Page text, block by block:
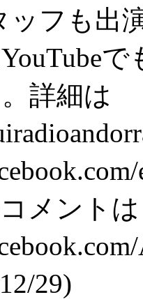
ッフも出
で
詳細は
メントは
29)